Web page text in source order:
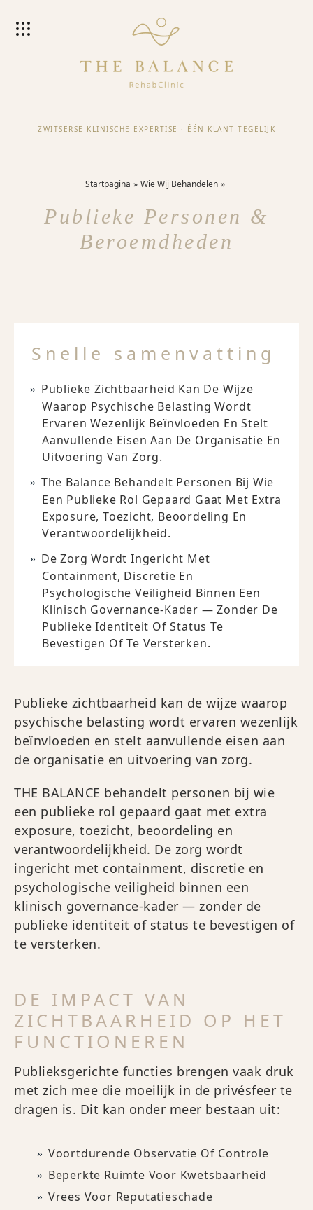
ZWITSERSE KLINISCHE EXPERTISE · ÉÉN KLANT TEGELIJK
Startpagina Wie Wij Behandelen
Publieke Personen &
Beroemdheden
Snelle samenvatting
Publieke Zichtbaarheid Kan De Wijze
Waarop Psychische Belasting Wordt
Ervaren Wezenlijk Beïnvloeden En Stelt
Aanvullende Eisen Aan De Organisatie En
Uitvoering Van Zorg.
The Balance Behandelt Personen Bij Wie
Een Publieke Rol Gepaard Gaat Met Extra
Exposure, Toezicht, Beoordeling En
Verantwoordelijkheid.
De Zorg Wordt Ingericht Met
Containment, Discretie En
Psychologische Veiligheid Binnen Een
Klinisch Governance-Kader — Zonder De
Publieke Identiteit Of Status Te
Bevestigen Of Te Versterken.
Publieke zichtbaarheid kan de wijze waarop
psychische belasting wordt ervaren wezenlijk
beïnvloeden en stelt aanvullende eisen aan
de organisatie en uitvoering van zorg.
THE BALANCE behandelt personen bij wie
een publieke rol gepaard gaat met extra
exposure, toezicht, beoordeling en
verantwoordelijkheid. De zorg wordt
ingericht met containment, discretie en
psychologische veiligheid binnen een
klinisch governance-kader — zonder de
publieke identiteit of status te bevestigen of
te versterken.
DE IMPACT VAN
ZICHTBAARHEID OP HET
FUNCTIONEREN
Publieksgerichte functies brengen vaak druk
met zich mee die moeilijk in de privésfeer te
dragen is. Dit kan onder meer bestaan uit:
Voortdurende Observatie Of Controle
Beperkte Ruimte Voor Kwetsbaarheid
Vrees Voor Reputatieschade